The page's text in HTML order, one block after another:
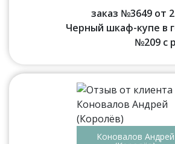
заказ №3649 от
Черный шкаф-купе в
№209 с
Коновалов Андрей